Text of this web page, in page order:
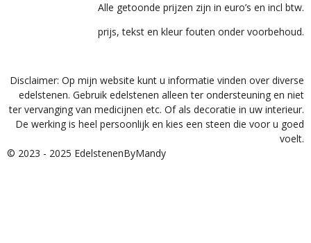
Alle getoonde prijzen zijn in euro’s en incl btw.
prijs, tekst en kleur fouten onder voorbehoud.
Disclaimer: Op mijn website kunt u informatie vinden over diverse
edelstenen. Gebruik edelstenen alleen ter ondersteuning en niet
ter vervanging van medicijnen etc. Of als decoratie in uw interieur.
De werking is heel persoonlijk en kies een steen die voor u goed
voelt.
© 2023 - 2025 EdelstenenByMandy